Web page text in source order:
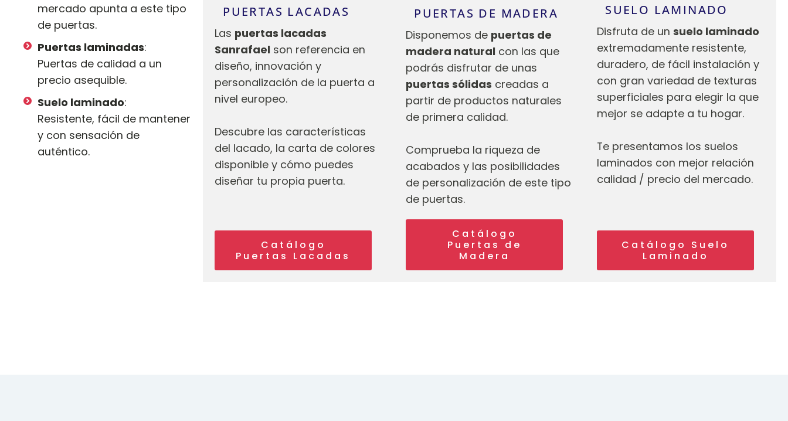
mercado apunta a este tipo
de puertas.
Puertas laminadas:
Puertas de calidad a un
precio asequible.
Suelo laminado:
Resistente, fácil de mantener
y con sensación de
auténtico.
PUERTAS LACADAS
Las puertas lacadas
Sanrafael son referencia en
diseño, innovación y
personalización de la puerta a
nivel europeo.
Descubre las características
del lacado, la carta de colores
disponible y cómo puedes
diseñar tu propia puerta.
Catálogo
Puertas Lacadas
PUERTAS DE MADERA
Disponemos de puertas de
madera natural con las que
podrás disfrutar de unas
puertas sólidas creadas a
partir de productos naturales
de primera calidad.
Comprueba la riqueza de
acabados y las posibilidades
de personalización de este tipo
de puertas.
Catálogo
Puertas de
Madera
SUELO LAMINADO
Disfruta de un suelo laminado
extremadamente resistente,
duradero, de fácil instalación y
con gran variedad de texturas
superficiales para elegir la que
mejor se adapte a tu hogar.
Te presentamos los suelos
laminados con mejor relación
calidad / precio del mercado.
Catálogo Suelo
Laminado